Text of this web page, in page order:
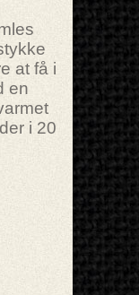
at få i
en
i 20